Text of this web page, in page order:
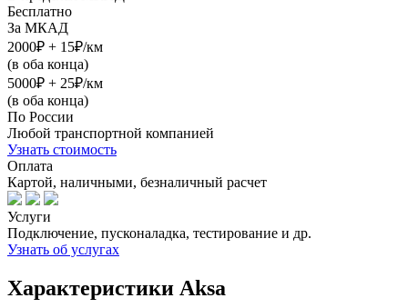
Бесплатно
За МКАД
2000₽ + 15₽/км
(в оба конца)
5000₽ + 25₽/км
(в оба конца)
По России
Любой транспортной компанией
Узнать стоимость
Оплата
Картой, наличными, безналичный расчет
Услуги
Подключение, пусконаладка, тестирование и др.
Узнать об услугах
Характеристики Aksa